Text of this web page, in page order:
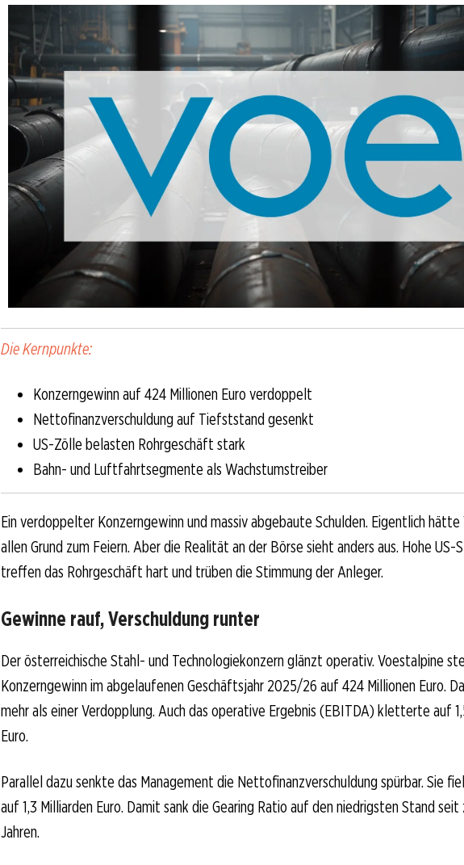
Die Kernpunkte:
Konzerngewinn auf 424 Millionen Euro verdoppelt
Nettofinanzverschuldung auf Tiefststand gesenkt
US-Zölle belasten Rohrgeschäft stark
Bahn- und Luftfahrtsegmente als Wachstumstreiber
Ein verdoppelter Konzerngewinn und massiv abgebaute Schulden. Eigentlich
allen Grund zum Feiern. Aber die Realität an der Börse sieht anders aus. Hohe
treffen das Rohrgeschäft hart und trüben die Stimmung der Anleger.
Gewinne rauf, Verschuldung runter
Der österreichische Stahl- und Technologiekonzern glänzt operativ. Voestalpine
Konzerngewinn im abgelaufenen Geschäftsjahr 2025/26 auf 424 Millionen Euro.
mehr als einer Verdopplung. Auch das operative Ergebnis (EBITDA) kletterte auf
Euro.
Parallel dazu senkte das Management die Nettofinanzverschuldung spürbar. Sie
auf 1,3 Milliarden Euro. Damit sank die Gearing Ratio auf den niedrigsten Stand seit
Jahren.